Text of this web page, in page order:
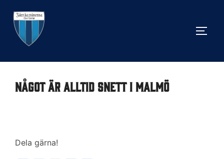
innehåll
Något är alltid snett i Malmö
Dela gärna!